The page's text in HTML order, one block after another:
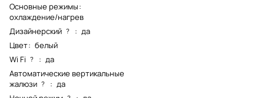
Основные режимы:
охлаждение/нагрев
Дизайнерский ? : да
Цвет: белый
Wi Fi ? : да
Автоматические вертикальные
жалюзи ? : да